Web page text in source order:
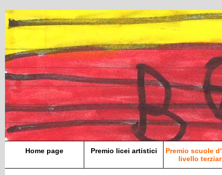
Home page Premio licei artistici
Premio scuole
livello